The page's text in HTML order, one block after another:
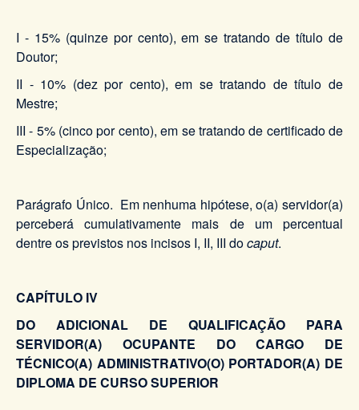
I - 15% (quinze por cento), em se tratando de título de
Doutor;
II - 10% (dez por cento), em se tratando de título de
Mestre;
III - 5% (cinco por cento), em se tratando de certificado de
Especialização;
Parágrafo Único. Em nenhuma hipótese, o(a) servidor(a)
perceberá cumulativamente mais de um percentual
dentre os previstos nos incisos I, II, III docaput.
CAPÍTULO IV
DO ADICIONAL DE QUALIFICAÇÃO PARA
SERVIDOR(A) OCUPANTE DO CARGO DE
TÉCNICO(A) ADMINISTRATIVO(O) PORTADOR(A) DE
DIPLOMA DE CURSO SUPERIOR